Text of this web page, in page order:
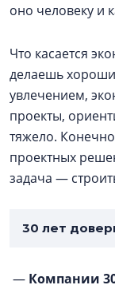
оно человеку и
Что касается
делаешь
увлечением,
проекты,
тяжело.
проектных
задача —
30 лет
— Компании